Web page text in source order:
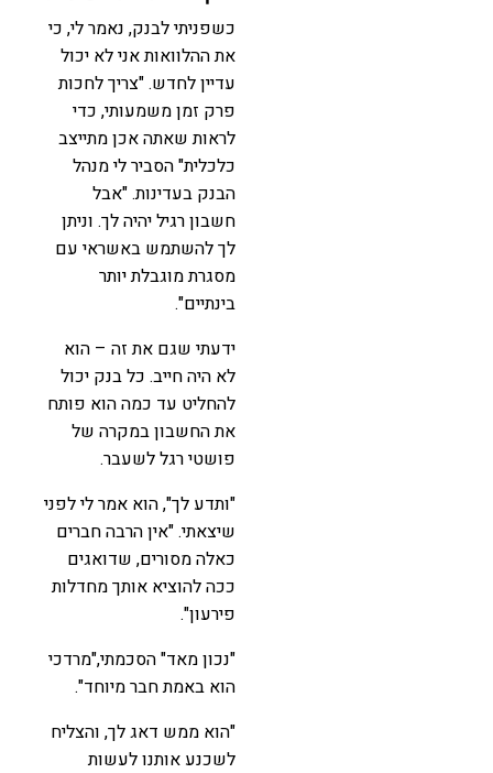
כשפניתי לבנק, נאמר לי, כי
את ההלוואות אני לא יכול
עדיין לחדש. "צריך לחכות
פרק זמן משמעותי, כדי
לראות שאתה אכן מתייצב
כלכלית" הסביר לי מנהל
הבנק בעדינות. "אבל
חשבון רגיל יהיה לך. וניתן
לך להשתמש באשראי עם
מסגרת מוגבלת יותר
בינתיים".
ידעתי שגם את זה – הוא
לא היה חייב. כל בנק יכול
להחליט עד כמה הוא פותח
את החשבון במקרה של
פושטי רגל לשעבר.
"ותדע לך", הוא אמר לי לפני
שיצאתי. "אין הרבה חברים
כאלה מסורים, שדואגים
ככה להוציא אותך מחדלות
פירעון".
"נכון מאד" הסכמתי,"מרדכי
הוא באמת חבר מיוחד".
"הוא ממש דאג לך, והצליח
לשכנע אותנו לעשות